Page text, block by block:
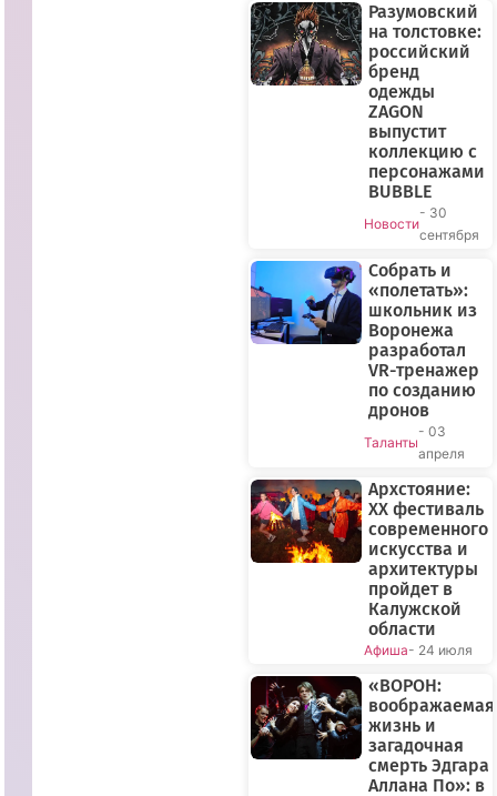
Разумовский
на толстовке:
российский
бренд
одежды
ZAGON
выпустит
коллекцию с
персонажами
BUBBLE
Новости
- 30
сентября
Собрать и
«полетать»:
школьник из
Воронежа
разработал
VR-тренажер
по созданию
дронов
Таланты
- 03
апреля
Архстояние:
XX фестиваль
современного
искусства и
архитектуры
пройдет в
Калужской
области
Афиша- 24 июля
«ВОРОН:
воображаемая
жизнь и
загадочная
смерть Эдгара
Аллана По»: в